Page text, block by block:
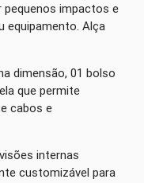
pequenos impactos e
equipamento. Alça
dimensão, 01 bolso
que permite
cabos e
internas
customizável para